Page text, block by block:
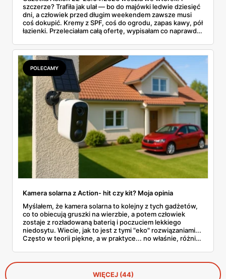
szczerze? Trafiła jak ulał — bo do majówki ledwie dziesięć
dni, a człowiek przed długim weekendem zawsze musi
coś dokupić. Kremy z SPF, coś do ogrodu, zapas kawy, pół
łazienki. Przeleciałam całą ofertę, wypisałam co naprawdę
wszystko w tym tygodniu to hit. Ceny od 2,99 zł za
rękawice do 379 zł za fotel wiszący. Coś dla każdej
kieszeni.
POLECAMY
Kamera solarna z Action- hit czy kit? Moja opinia
Myślałem, że kamera solarna to kolejny z tych gadżetów,
co to obiecują gruszki na wierzbie, a potem człowiek
zostaje z rozładowaną baterią i poczuciem lekkiego
niedosytu. Wiecie, jak to jest z tymi "eko" rozwiązaniami...
Często w teorii piękne, a w praktyce... no właśnie, różnie.
pozytywnie mnie zaskoczyła!
WIĘCEJ (44)